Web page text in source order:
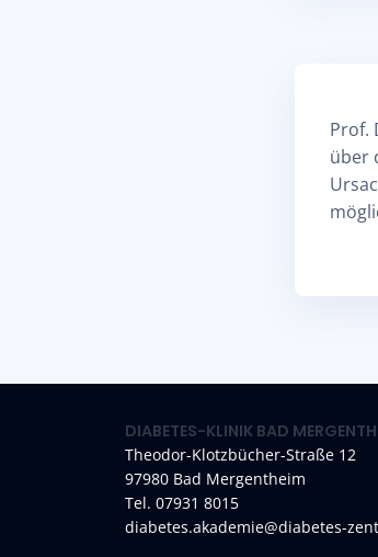
Prof.
über
DIABETES-KLINIK BAD
Theodor-Klotzbücher-Straße 12
97980 Bad Mergentheim
Tel. 07931 8015
diabetes.akademie@diabetes-